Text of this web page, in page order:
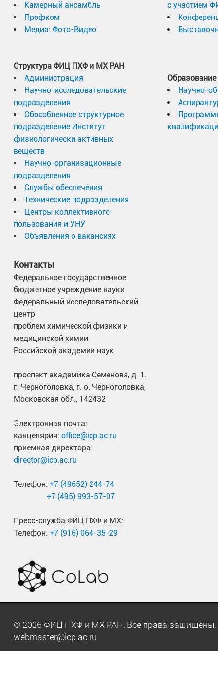
Камерный ансамбль
Профком
Медиа: Фото-Видео
Структура ФИЦ ПХФ и МХ РАН
Администрация
Научно-исследовательские
подразделения
Обособленное структурное
подразделение Институт
физиологически активных
веществ
Научно-организационные
подразделения
Службы обеспечения
Технические подразделения
Центры коллективного
пользования и УНУ
Объявления о вакансиях
с участием
Образование
Научно-
Контакты
Федеральное государственное
бюджетное учреждение науки
Федеральный исследовательский
центр
проблем химической физики и
медицинской химии
Российской академии наук
проспект академика Семенова, д. 1,
г. Черноголовка, г. о. Черноголовка,
Московская обл., 142432
Электронная почта:
канцелярия: office@icp.ac.ru
приемная директора:
director@icp.ac.ru
Телефон: +7 (49652) 244-74
+7 (495) 993-57-07
Пресс-служба ФИЦ ПХФ и МХ:
Телефон: +7 (916) 064-35-29
© 2026 ФИЦ ПХФ и МХ РАН. Все права
webmaster@icp.ac.ru